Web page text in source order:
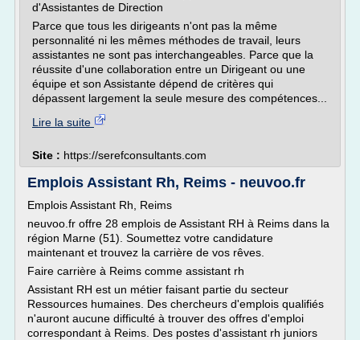
d'Assistantes de Direction
Parce que tous les dirigeants n'ont pas la même
personnalité ni les mêmes méthodes de travail, leurs
assistantes ne sont pas interchangeables. Parce que la
réussite d'une collaboration entre un Dirigeant ou une
équipe et son Assistante dépend de critères qui
dépassent largement la seule mesure des compétences...
Lire la suite
Site : https://serefconsultants.com
Emplois Assistant Rh, Reims - neuvoo.fr
Emplois Assistant Rh, Reims
neuvoo.fr offre 28 emplois de Assistant RH à Reims dans la
région Marne (51). Soumettez votre candidature
maintenant et trouvez la carrière de vos rêves.
Faire carrière à Reims comme assistant rh
Assistant RH est un métier faisant partie du secteur
Ressources humaines. Des chercheurs d'emplois qualifiés
n'auront aucune difficulté à trouver des offres d'emploi
correspondant à Reims. Des postes d'assistant rh juniors